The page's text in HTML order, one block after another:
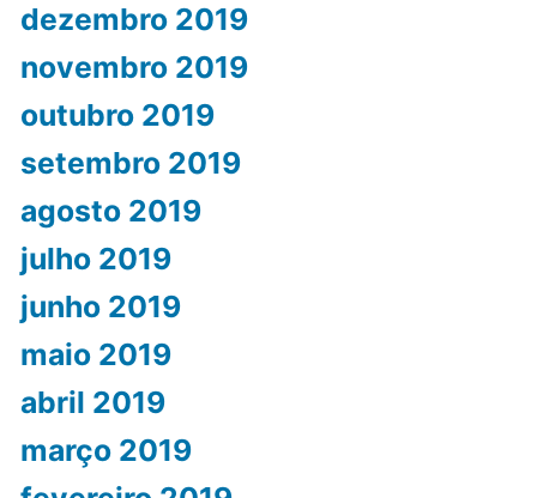
dezembro 2019
novembro 2019
outubro 2019
setembro 2019
agosto 2019
julho 2019
junho 2019
maio 2019
abril 2019
março 2019